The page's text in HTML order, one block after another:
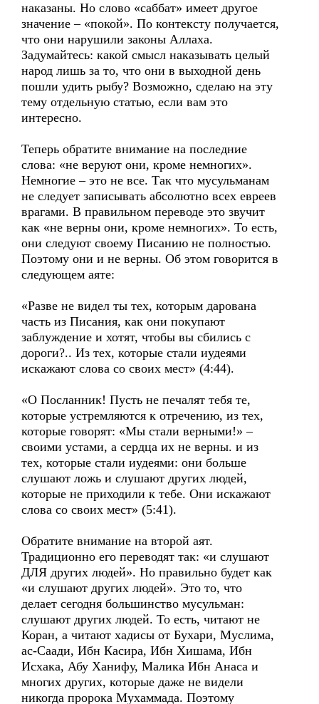
наказаны. Но слово «саббат» имеет другое
значение – «покой». По контексту получается,
что они нарушили законы Аллаха.
Задумайтесь: какой смысл наказывать целый
народ лишь за то, что они в выходной день
пошли удить рыбу? Возможно, сделаю на эту
тему отдельную статью, если вам это
интересно.
Теперь обратите внимание на последние
слова: «не веруют они, кроме немногих».
Немногие – это не все. Так что мусульманам
не следует записывать абсолютно всех евреев
врагами. В правильном переводе это звучит
как «не верны они, кроме немногих». То есть,
они следуют своему Писанию не полностью.
Поэтому они и не верны. Об этом говорится в
следующем аяте:
«Разве не видел ты тех, которым дарована
часть из Писания, как они покупают
заблуждение и хотят, чтобы вы сбились с
дороги?.. Из тех, которые стали иудеями
искажают слова со своих мест» (4:44).
«О Посланник! Пусть не печалят тебя те,
которые устремляются к отречению, из тех,
которые говорят: «Мы стали верными!» –
своими устами, а сердца их не верны. и из
тех, которые стали иудеями: они больше
слушают ложь и слушают других людей,
которые не приходили к тебе. Они искажают
слова со своих мест» (5:41).
Обратите внимание на второй аят.
Традиционно его переводят так: «и слушают
ДЛЯ других людей». Но правильно будет как
«и слушают других людей». Это то, что
делает сегодня большинство мусульман:
слушают других людей. То есть, читают не
Коран, а читают хадисы от Бухари, Муслима,
ас-Саади, Ибн Касира, Ибн Хишама, Ибн
Исхака, Абу Ханифу, Малика Ибн Анаса и
многих других, которые даже не видели
никогда пророка Мухаммада. Поэтому